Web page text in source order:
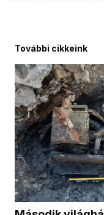
További cikkeink